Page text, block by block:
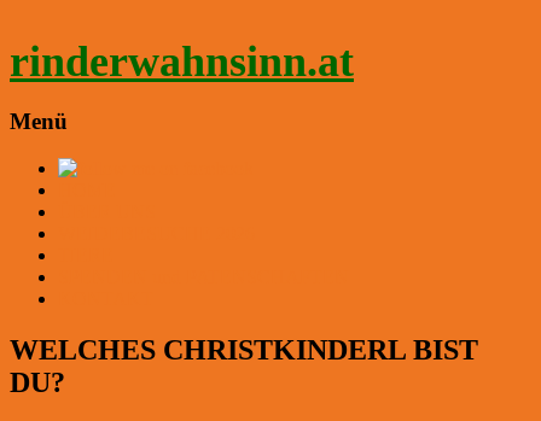
Inhalt
springen
rinderwahnsinn.at
Menü
WELCHES CHRISTKINDERL BIST
DU?